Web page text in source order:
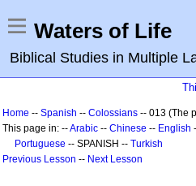
Waters of Life
Biblical Studies in Multiple
Home -- Spanish -- Colossians -- 013 (The
This page in: --Arabic -- Chinese -- English
Portuguese -- SPANISH -- Turkish
Previous Lesson -- Next Lesson